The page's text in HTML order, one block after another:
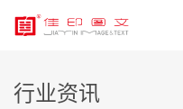
行业资讯